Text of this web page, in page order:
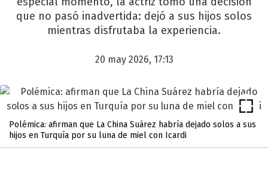
que no pasó inadvertida: dejó a sus hijos solos
mientras disfrutaba la experiencia.
20 may 2026, 17:13
Polémica: afirman que La China Suárez habría dejado solos a sus
hijos en Turquía por su luna de miel con Icardi